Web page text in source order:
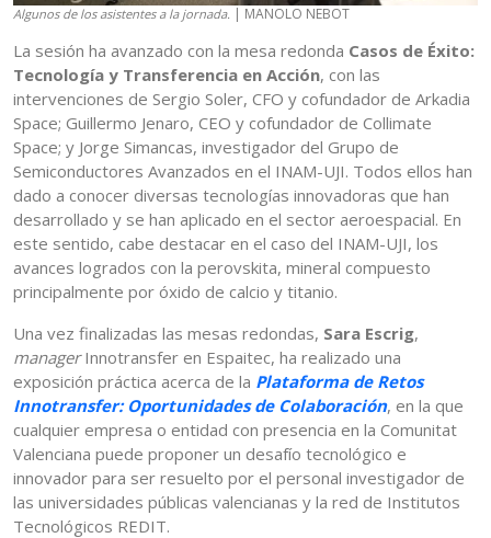
Algunos de los asistentes a la jornada. | MANOLO NEBOT
La sesión ha avanzado con la mesa redonda Casos de Éxito:
Tecnología y Transferencia en Acción, con las
intervenciones de Sergio Soler, CFO y cofundador de Arkadia
Space; Guillermo Jenaro, CEO y cofundador de Collimate
Space; y Jorge Simancas, investigador del Grupo de
Semiconductores Avanzados en el INAM-UJI. Todos ellos han
dado a conocer diversas tecnologías innovadoras que han
desarrollado y se han aplicado en el sector aeroespacial. En
este sentido, cabe destacar en el caso del INAM-UJI, los
avances logrados con la perovskita, mineral compuesto
principalmente por óxido de calcio y titanio.
Una vez finalizadas las mesas redondas, Sara Escrig,
managerInnotransfer en Espaitec, ha realizado una
exposición práctica acerca de la Plataforma de Retos
Innotransfer: Oportunidades de Colaboración, en la que
cualquier empresa o entidad con presencia en la Comunitat
Valenciana puede proponer un desafío tecnológico e
innovador para ser resuelto por el personal investigador de
las universidades públicas valencianas y la red de Institutos
Tecnológicos REDIT.